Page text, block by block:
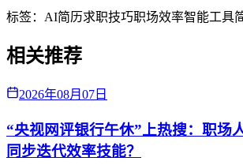
标签： AI简历求职技巧职场效率智能工具
相关推荐
2026年08月07日
“央视网评银行午休”上热搜：职场
同步迭代效率技能？